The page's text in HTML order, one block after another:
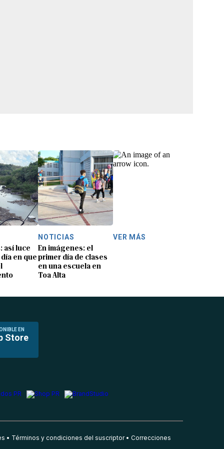
así luce
en que
NOTICIAS
En imágenes: el
primer día de clases
en una escuela en
Toa Alta
VER MÁS
EN
Store
Términos y condiciones del suscriptor Correcciones